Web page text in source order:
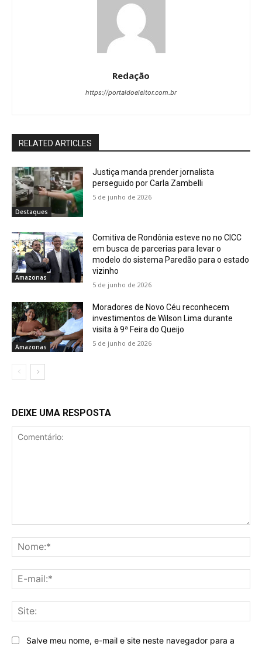
Redação
https://portaldoeleitor.com.br
RELATED ARTICLES
Destaques
Justiça manda prender jornalista
perseguido por Carla Zambelli
5 de junho de 2026
Amazonas
Comitiva de Rondônia esteve no no CICC
em busca de parcerias para levar o
modelo do sistema Paredão para o estado
vizinho
5 de junho de 2026
Amazonas
Moradores de Novo Céu reconhecem
investimentos de Wilson Lima durante
visita à 9ª Feira do Queijo
5 de junho de 2026
DEIXE UMA RESPOSTA
Salve meu nome, e-mail e site neste navegador para a